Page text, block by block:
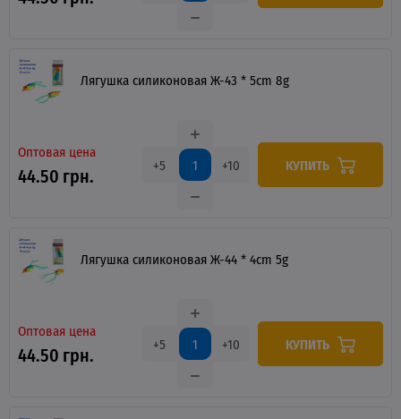
Лягушка силиконовая Ж-43 * 5cm 8g
Оптовая цена
44.50 грн. +5 +10 КУПИТЬ
Лягушка силиконовая Ж-44 * 4cm 5g
Оптовая цена
44.50 грн. +5 +10 КУПИТЬ